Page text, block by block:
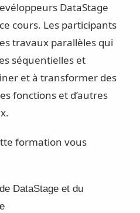
DataStage
cours. Les participants
travaux parallèles qui
séquentielles et
et à transformer des
fonctions et d’autres
formation vous
DataStage et du